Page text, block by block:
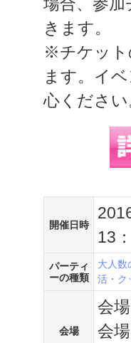
きます。
※チケット
ます。イ
心くださ
開催日時
13
パーティ
ーの種類
大人数
活・ク
会場
会
会